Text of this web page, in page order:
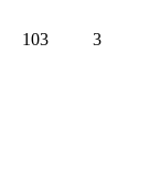
103 3